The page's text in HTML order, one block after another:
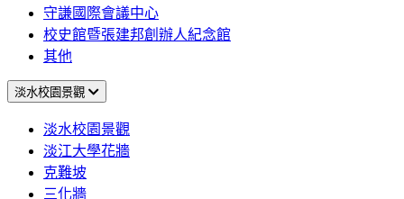
守謙國際會議中心
校史館暨張建邦創辦人紀念館
其他
淡水校園景觀
淡水校園景觀
淡江大學花牆
克難坡
三化牆